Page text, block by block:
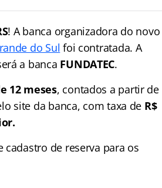
! A banca organizadora do novo
do Sul foi contratada. A
a banca FUNDATEC.
12 meses, contados a partir de
site da banca, com taxa de R$
cadastro de reserva para os